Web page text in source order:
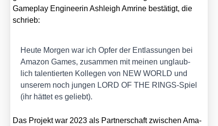
Game­play Engi­nee­rin Ash­leigh Amri­ne bestä­tigt, die
schrieb:
Heu­te Mor­gen war ich Opfer der Ent­las­sun­gen bei
Ama­zon Games, zusam­men mit mei­nen unglaub­
lich talen­tier­ten Kol­le­gen von NEW WORLD und
unse­rem noch jun­gen LORD OF THE RINGS-Spiel
(ihr hät­tet es geliebt).
Das Pro­jekt war 2023 als Part­ner­schaft zwi­schen Ama­